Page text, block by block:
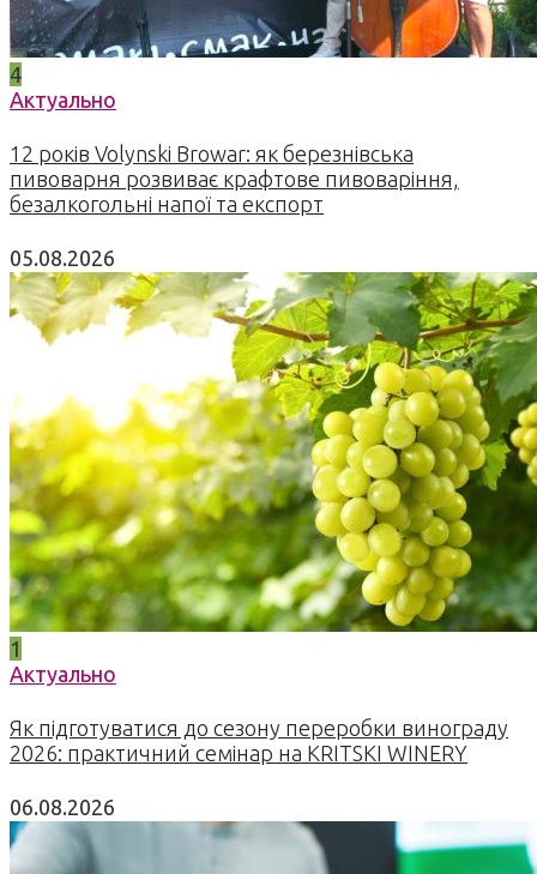
4
Актуально
12 років Volynski Browar: як березнівська
пивоварня розвиває крафтове пивоваріння,
безалкогольні напої та експорт
05.08.2026
1
Актуально
Як підготуватися до сезону переробки винограду
2026: практичний семінар на KRITSKI WINERY
06.08.2026